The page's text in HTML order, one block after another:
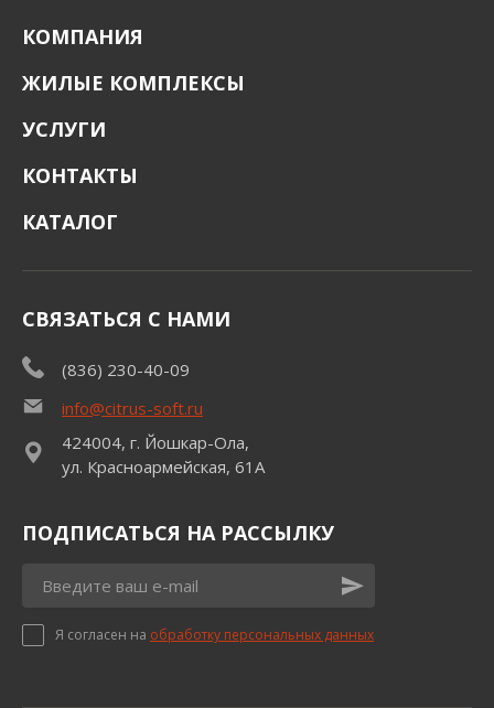
КОМПАНИЯ
ЖИЛЫЕ КОМПЛЕКСЫ
УСЛУГИ
КОНТАКТЫ
КАТАЛОГ
СВЯЗАТЬСЯ С НАМИ
(836) 230-40-09
info@citrus-soft.ru
424004, г. Йошкар-Ола,
ул. Красноармейская, 61А
ПОДПИСАТЬСЯ НА РАССЫЛКУ
Я согласен на обработку персональных данных